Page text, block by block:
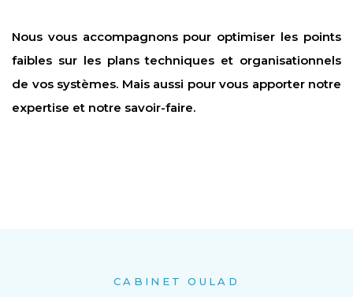
Nous vous accompagnons pour optimiser les points
faibles sur les plans techniques et organisationnels
de vos systèmes. Mais aussi pour vous apporter notre
expertise et notre savoir-faire.
CABINET OULAD